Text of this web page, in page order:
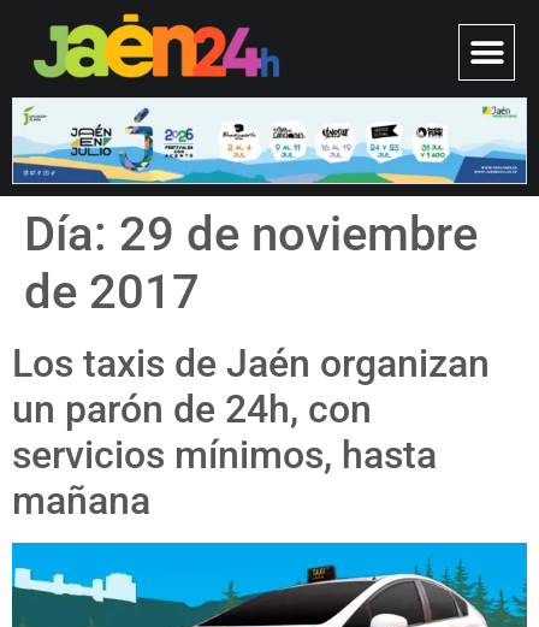
Día: 29 de noviembre
de 2017
Los taxis de Jaén organizan
un parón de 24h, con
servicios mínimos, hasta
mañana